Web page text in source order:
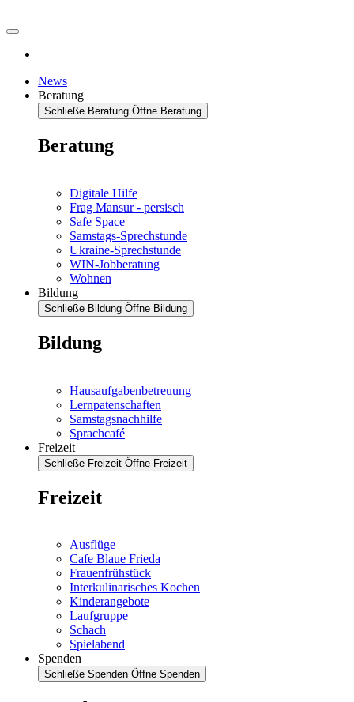
News
Beratung
Schließe Beratung Öffne Beratung
Beratung
Digitale Hilfe
Frag Mansur - persisch
Safe Space
Samstags-Sprechstunde
Ukraine-Sprechstunde
WIN-Jobberatung
Wohnen
Bildung
Schließe Bildung Öffne Bildung
Bildung
Hausaufgabenbetreuung
Lernpatenschaften
Samstagsnachhilfe
Sprachcafé
Freizeit
Schließe Freizeit Öffne Freizeit
Freizeit
Ausflüge
Cafe Blaue Frieda
Frauenfrühstück
Interkulinarisches Kochen
Kinderangebote
Laufgruppe
Schach
Spielabend
Spenden
Schließe Spenden Öffne Spenden